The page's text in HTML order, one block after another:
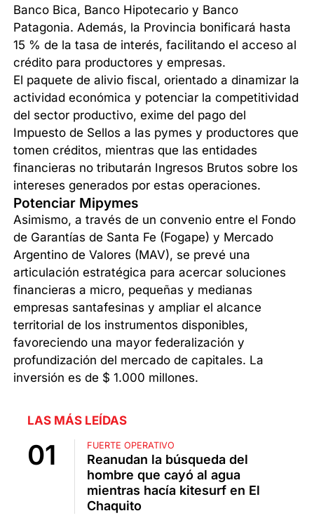
Banco Bica, Banco Hipotecario y Banco
Patagonia. Además, la Provincia bonificará hasta
15 % de la tasa de interés, facilitando el acceso al
crédito para productores y empresas.
El paquete de alivio fiscal, orientado a dinamizar la
actividad económica y potenciar la competitividad
del sector productivo, exime del pago del
Impuesto de Sellos a las pymes y productores que
tomen créditos, mientras que las entidades
financieras no tributarán Ingresos Brutos sobre los
intereses generados por estas operaciones.
Potenciar Mipymes
Asimismo, a través de un convenio entre el Fondo
de Garantías de Santa Fe (Fogape) y Mercado
Argentino de Valores (MAV), se prevé una
articulación estratégica para acercar soluciones
financieras a micro, pequeñas y medianas
empresas santafesinas y ampliar el alcance
territorial de los instrumentos disponibles,
favoreciendo una mayor federalización y
profundización del mercado de capitales. La
inversión es de $ 1.000 millones.
LAS MÁS LEÍDAS
FUERTE OPERATIVO
Reanudan la búsqueda del
hombre que cayó al agua
mientras hacía kitesurf en El
Chaquito